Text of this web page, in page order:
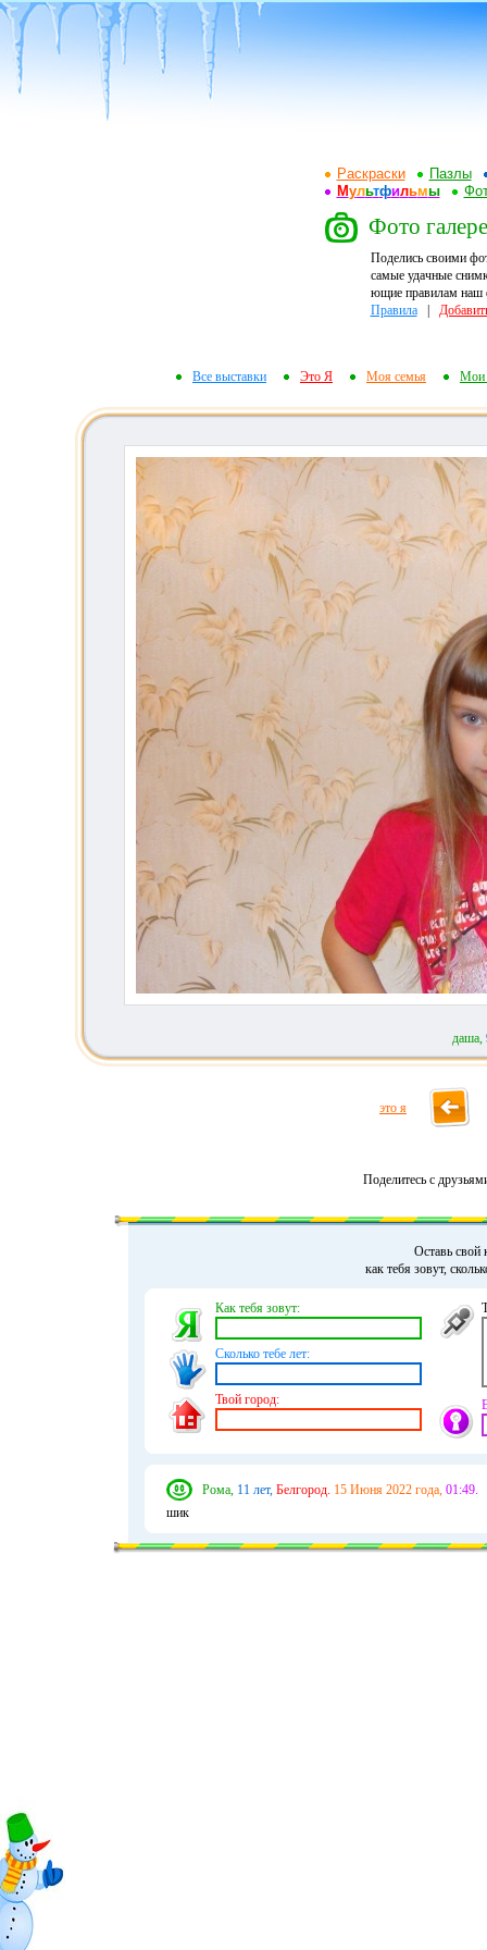
Раскраски
Пазлы
Мультфильмы
Фото
Поделись своими
самые удачные
ющие правилам наш
Правила|
Все выставки Это Я Моя семья Мои
даша,
это я
Поделитесь с
Оставь свой
как тебя зовут,
Как тебя зовут:
Сколько тебе лет:
Твой город:
Рома, 11 лет, Белгород. 15 Июня 2022 года, 01:49.
шик